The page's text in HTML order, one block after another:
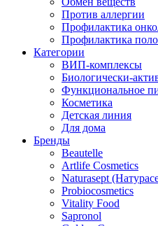
Против аллергии
Профилактика
Профилактика
Категории
ВИП-комплексы
Биологически-
Функциональное
Косметика
Детская линия
Для дома
Бренды
Beautelle
Artlife Cosmetics
Naturasept
Probiocosmetics
Vitality Food
Sapronol